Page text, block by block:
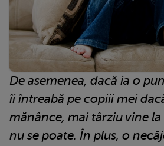
De asemenea, dacă ia o
îi întreabă pe copiii mei
mănânce, mai târziu vine la
nu se poate. În plus, o